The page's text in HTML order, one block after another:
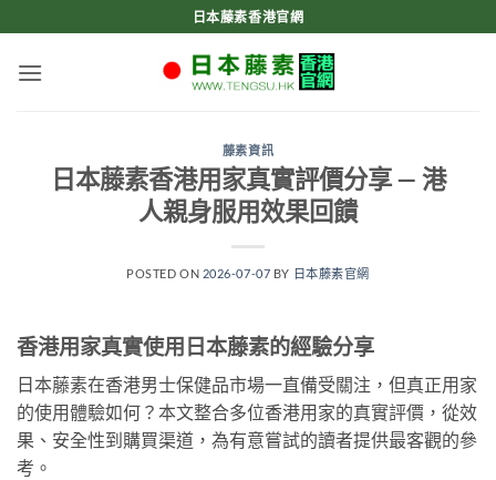
to
content
日本藤素香港官網
藤素資訊
日本藤素香港用家真實評價分享 — 港
人親身服用效果回饋
POSTED ON 2026-07-07 BY 日本藤素官網
香港用家真實使用日本藤素的經驗分享
日本藤素在香港男士保健品市場一直備受關注，但真正用家
的使用體驗如何？本文整合多位香港用家的真實評價，從效
果、安全性到購買渠道，為有意嘗試的讀者提供最客觀的參
考。